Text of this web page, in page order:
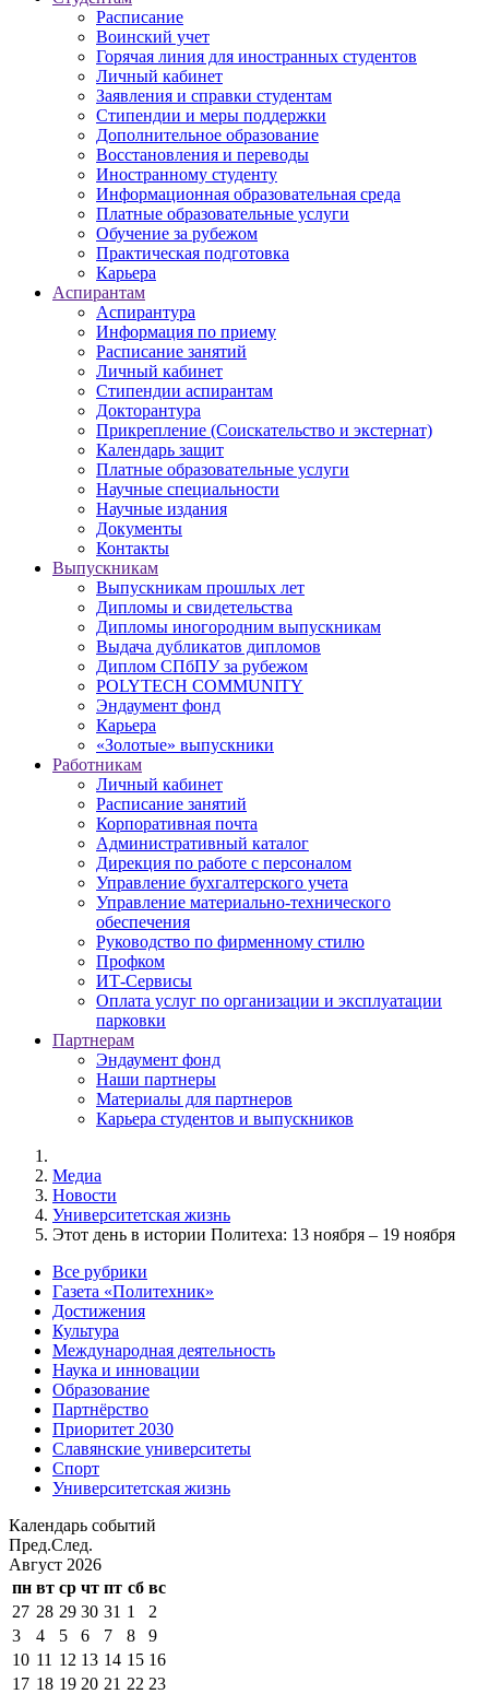
Расписание
Воинский учет
Горячая линия для иностранных студентов
Личный кабинет
Заявления и справки студентам
Стипендии и меры поддержки
Дополнительное образование
Восстановления и переводы
Иностранному студенту
Информационная образовательная среда
Платные образовательные услуги
Обучение за рубежом
Практическая подготовка
Карьера
Аспирантам
Аспирантура
Информация по приему
Расписание занятий
Личный кабинет
Стипендии аспирантам
Докторантура
Прикрепление (Соискательство и экстернат)
Календарь защит
Платные образовательные услуги
Научные специальности
Научные издания
Документы
Контакты
Выпускникам
Выпускникам прошлых лет
Дипломы и свидетельства
Дипломы иногородним выпускникам
Выдача дубликатов дипломов
Диплом СПбПУ за рубежом
POLYTECH COMMUNITY
Эндаумент фонд
Карьера
«Золотые» выпускники
Работникам
Личный кабинет
Расписание занятий
Корпоративная почта
Административный каталог
Дирекция по работе с персоналом
Управление бухгалтерского учета
Управление материально-технического
обеспечения
Руководство по фирменному стилю
Профком
ИТ-Сервисы
Оплата услуг по организации и эксплуатации
парковки
Партнерам
Эндаумент фонд
Наши партнеры
Материалы для партнеров
Карьера студентов и выпускников
Медиа
Новости
Университетская жизнь
Этот день в истории Политеха: 13 ноября – 19 ноября
Все рубрики
Газета «Политехник»
Достижения
Культура
Международная деятельность
Наука и инновации
Образование
Партнёрство
Приоритет 2030
Славянские университеты
Спорт
Университетская жизнь
Календарь событий
Пред.След.
Август 2026
пн вт ср чт пт сб вс
27 28 29 30 31 1
2
3
4 5 6 7 8
9
10 11 12 13 14 15 16
17 18 19 20 21 22 23